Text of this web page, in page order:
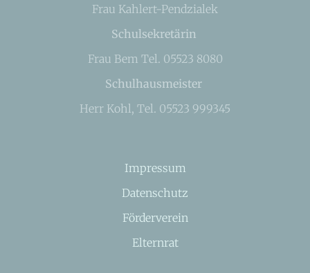
Frau Kahlert-Pendzialek
Schulsekretärin
Frau Bem Tel. 05523 8080
Schulhausmeister
Herr Kohl, Tel. 05523 999345
Impressum
Datenschutz
Förderverein
Elternrat